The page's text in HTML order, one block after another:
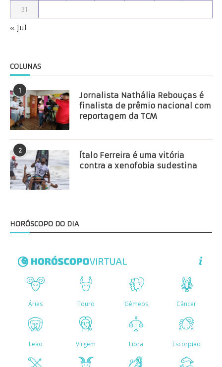
31
« jul
COLUNAS
1
Jornalista Nathália Rebouças é
finalista de prêmio nacional com
reportagem da TCM
2
Ítalo Ferreira é uma vitória
contra a xenofobia sudestina
HORÓSCOPO DO DIA